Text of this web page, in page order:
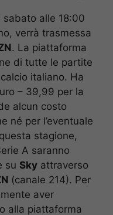
alle 18:00
verrà trasmessa
. La piattaforma
di tutte le partite
italiano. Ha
– 39,99 per la
alcun costo
né per l’eventuale
stagione,
A saranno
su Sky attraverso
(canale 214). Per
aver
alla piattaforma